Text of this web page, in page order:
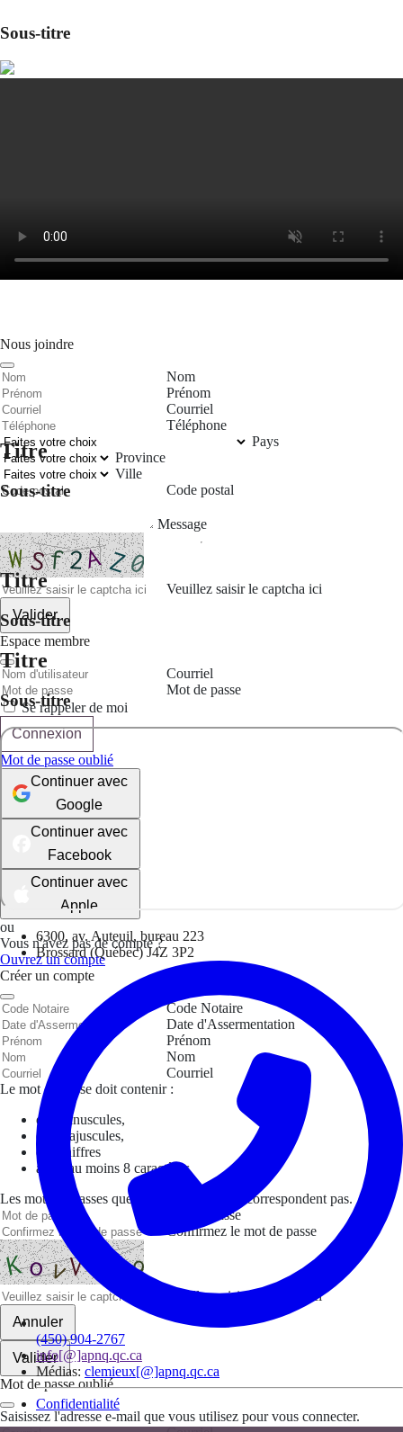
Sous-titre
Titre
Sous-titre
Titre
Sous-titre
Titre
Sous-titre
6300, av. Auteuil, bureau 223
Brossard (Québec) J4Z 3P2
(450) 904-2767
info[@]apnq.qc.ca
Médias: clemieux[@]apnq.qc.ca
Confidentialité
Nous joindre
Nom
Prénom
Courriel
Téléphone
Pays
Province
Ville
Code postal
Message
Veuillez saisir le captcha ici
Valider
Espace membre
Courriel
Mot de passe
Se rappeler de moi
Connexion
Mot de passe oublié
Continuer avec
Google
Continuer avec
Facebook
Continuer avec
Apple
ou
Vous n'avez pas de compte ?
Ouvrez un compte
Créer un compte
Code Notaire
Date d'Assermentation
Prénom
Nom
Courriel
Le mot de passe doit contenir :
des minuscules,
des majuscules,
des chiffres
avoir au moins 8 caractères
Les mots de passes que vous avez saisis ne correspondent pas.
Mot de passe
Confirmez le mot de passe
Veuillez saisir le captcha ici
Annuler
Valider
Mot de passe oublié
Saisissez l'adresse e-mail que vous utilisez pour vous connecter.